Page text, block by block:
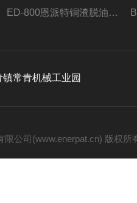
ED-800恩派特铜渣脱油机废铜屑铝屑甩油机
常青机械工业园
限公司(www.enerpat.cn) 版权